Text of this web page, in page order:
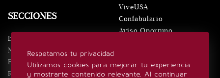
Respetamos tu privacidad
Utilizamos cookies para mejorar tu experiencia
y mostrarte contenido relevante. Al continuar
SECCIONES
Inicio
Noticias
Eventos
Realeza
ViveUSA
Confabulario
Aviso Oportuno